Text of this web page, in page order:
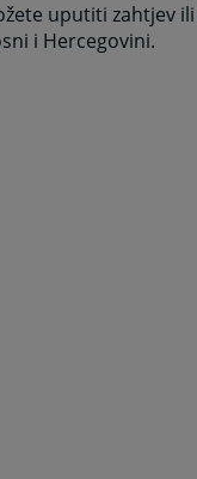
uputiti zahtjev
i Hercegovini.